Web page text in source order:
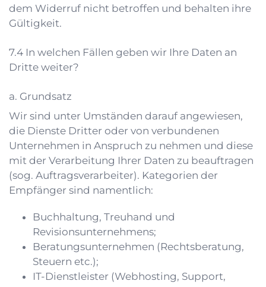
dem Widerruf nicht betroffen und behalten ihre
Gültigkeit.
In welchen Fällen geben wir Ihre Daten an
Dritte weiter?
a. Grundsatz
Wir sind unter Umständen darauf angewiesen,
die Dienste Dritter oder von verbundenen
Unternehmen in Anspruch zu nehmen und diese
mit der Verarbeitung Ihrer Daten zu beauftragen
(sog. Auftragsverarbeiter). Kategorien der
Empfänger sind namentlich:
Buchhaltung, Treuhand und
Revisionsunternehmens;
Beratungsunternehmen (Rechtsberatung,
Steuern etc.);
IT-Dienstleister (Webhosting, Support,